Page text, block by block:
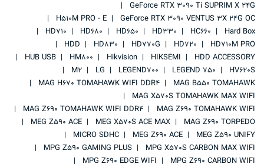
GeForce RTX 3090 Ti SUPRIM X 24G
GeForce RTX 3090 VENTUS 3X 24G OC
H510M PRO - E
Hard Box
HC660
HD330
HD650
HD680
HD710
HD710M PRO
HD720
HD770G
HD830
HDD
HDD ACCESSORY
HIKSEMI
Hikvision
HM800
HUB USB
HV620S
LEGEND 750
LEGEND700
LG
M2
MAG B550 TOMAHAWK
MAG H670 TOMAHAWK WIFI DDR4
MAG X570S TOMAHAWK MAX WIFI
MAG Z690 TOMAHAWK WIFI
MAG Z690 TOMAHAWK WIFI DDR4
MAG Z690 TORPEDO
MEG X570S ACE MAX
MEG Z590 ACE
MEG Z590 UNIFY
MEG Z690 ACE
MICRO SDHC
MPG X570S CARBON MAX WIFI
MPG Z590 GAMING PLUS
MPG Z690 CARBON WIFI
MPG Z690 EDGE WIFI